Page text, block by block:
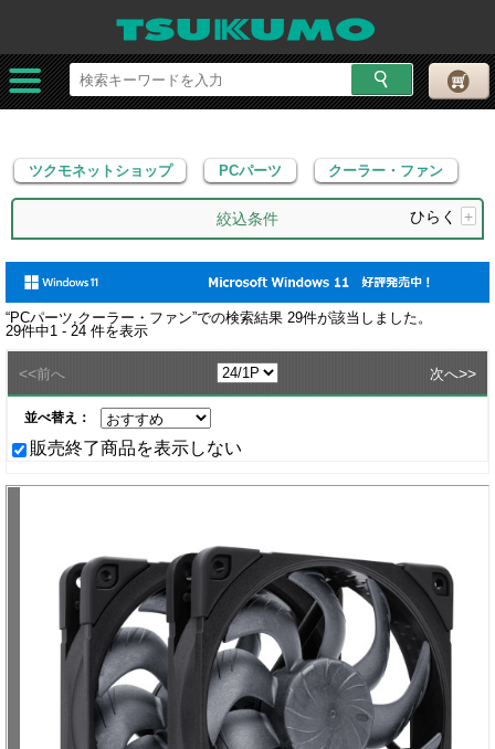
ツクモネットショップ PCパーツ クーラー・ファン
ツクモネットショップ PCパーツ クーラー・ファン
絞込条件 ひらく +
“PCパーツ,クーラー・ファン”での検索結果 29件が該当しました。
29件中1 - 24 件を表示
<<前へ 次へ>>
並べ替え：
販売終了商品を表示しない